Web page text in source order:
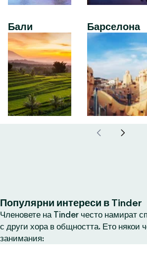
Бали Барселона
Популярни интереси в Tinder
Членовете на Tinder често намират
с други хора в общността. Ето някои
занимания: